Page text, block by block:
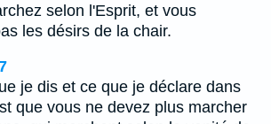
selon l'Esprit, et vous
les désirs de la chair.
je dis et ce que je déclare dans
que vous ne devez plus marcher